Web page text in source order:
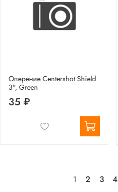
Оперение Centershot Shield
3", Green
35 ₽
1 2 3 4